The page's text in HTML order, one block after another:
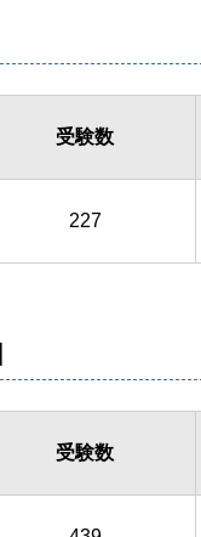
受験数
227
受験数